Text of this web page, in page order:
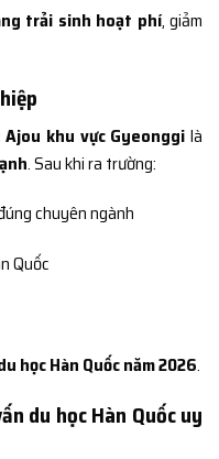
trải sinh hoạt phí, giảm
khu vực Gyeonggi là
. Sau khi ra trường:
chuyên ngành
Quốc
học Hàn Quốc năm 2026.
du học Hàn Quốc uy